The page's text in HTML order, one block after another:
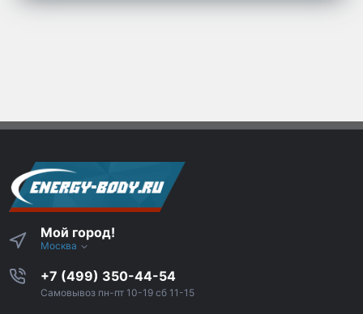
Мой город!
Москва
+7 (499) 350-44-54
Самовывоз пн-пт 10-19 сб 11-15